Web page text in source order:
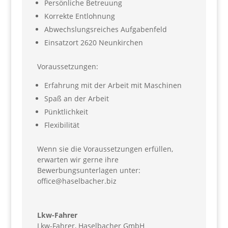
Persönliche Betreuung
Korrekte Entlohnung
Abwechslungsreiches Aufgabenfeld
Einsatzort 2620 Neunkirchen
Voraussetzungen:
Erfahrung mit der Arbeit mit Maschinen
Spaß an der Arbeit
Pünktlichkeit
Flexibilität
Wenn sie die Voraussetzungen erfüllen,
erwarten wir gerne ihre
Bewerbungsunterlagen unter:
office@haselbacher.biz
Lkw-Fahrer
Lkw-Fahrer, Haselbacher GmbH